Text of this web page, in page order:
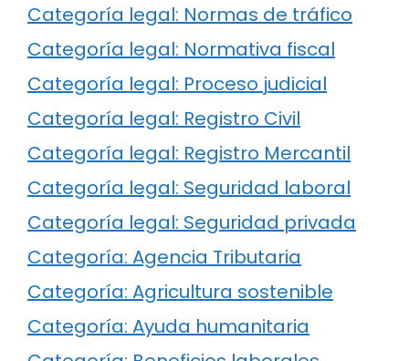
Categoría legal: Normas de tráfico
Categoría legal: Normativa fiscal
Categoría legal: Proceso judicial
Categoría legal: Registro Civil
Categoría legal: Registro Mercantil
Categoría legal: Seguridad laboral
Categoría legal: Seguridad privada
Categoría: Agencia Tributaria
Categoría: Agricultura sostenible
Categoría: Ayuda humanitaria